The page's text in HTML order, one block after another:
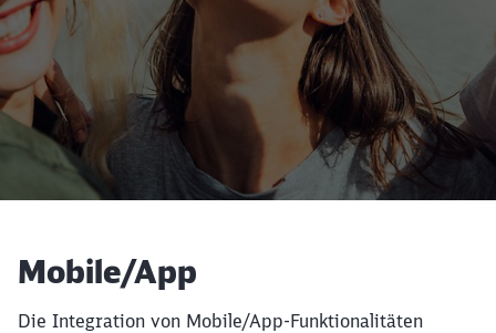
Artikel:
Mobile/App
Die Integration von Mobile/App-Funktionalitäten